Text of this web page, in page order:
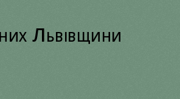
Львівщини